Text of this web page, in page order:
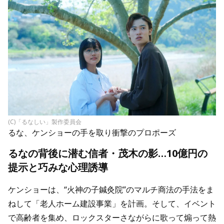
(C)「るなしい」製作委員会
るな、ケンショーの手を取り衝撃のプロポーズ
るなの背後に潜む信者・茂木の影…10億円の
提示と巧みな心理誘導
ケンショーは、“火神の子鍼灸院”のマルチ商法の手法をま
ねして「老人ホーム建設事業」を計画。そして、イベント
で高齢者を集め、ロックスターさながらに歌って煽って熱